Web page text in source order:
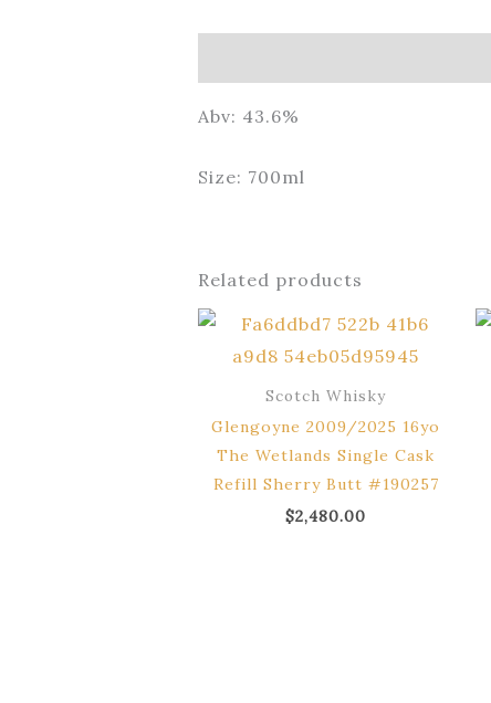
Abv: 43.6%
Size: 700ml
Related products
Scotch Whisky
Glengoyne 2009/2025 16yo
The Wetlands Single Cask
Refill Sherry Butt #190257
$2,480.00